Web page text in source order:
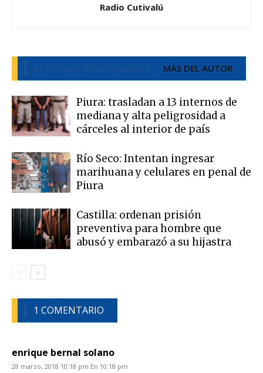
Radio Cutivalú
ARTÍCULOS RELACIONADOS MÁS DEL AUTOR
Piura: trasladan a 13 internos de
mediana y alta peligrosidad a
cárceles al interior de país
Río Seco: Intentan ingresar
marihuana y celulares en penal de
Piura
Castilla: ordenan prisión
preventiva para hombre que
abusó y embarazó a su hijastra
1 COMENTARIO
enrique bernal solano
28 marzo, 2018 10:18 pm En 10:18 pm